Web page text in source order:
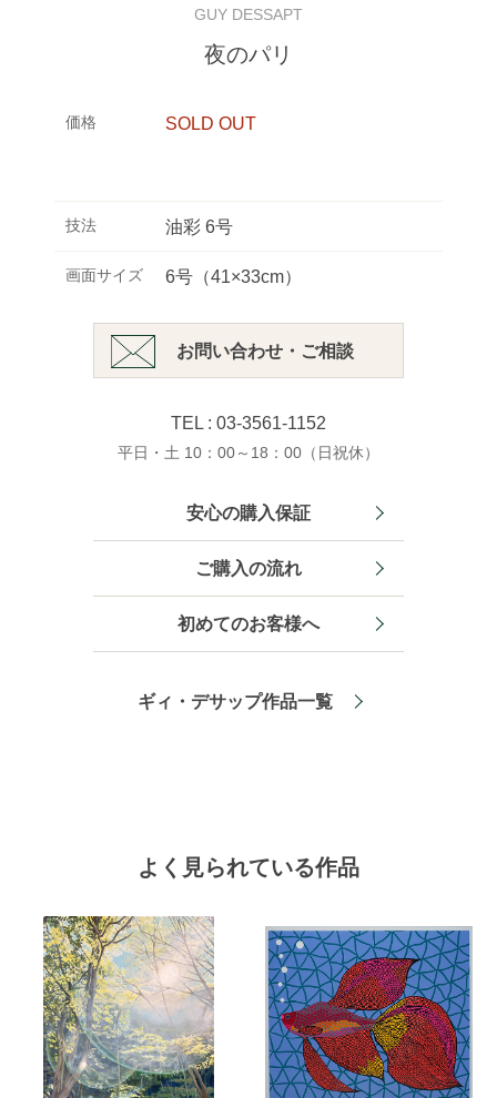
GUY DESSAPT
夜のパリ
価格 SOLD OUT
技法 油彩 6号
画面サイズ 6号（41×33cm）
お問い合わせ・ご相談
TEL : 03-3561-1152
平日・土 10：00～18：00（日祝休）
安心の購入保証
ご購入の流れ
初めてのお客様へ
ギィ・デサップ作品一覧
よく見られている作品